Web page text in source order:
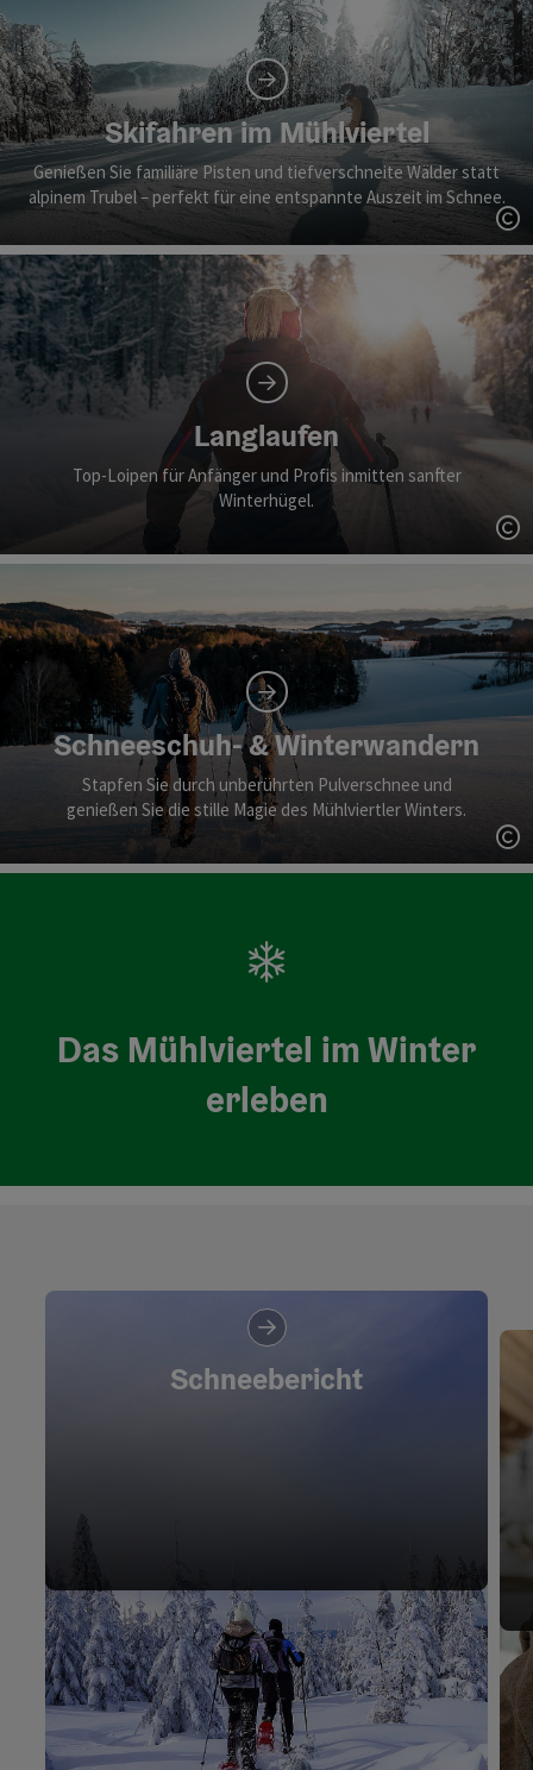
Skifahren im Mühlviertel
Genießen Sie familiäre Pisten und tiefverschneite Wälder statt
alpinem Trubel – perfekt für eine entspannte Auszeit im Schnee.
Langlaufen
Top-Loipen für Anfänger und Profis inmitten sanfter
Winterhügel.
Schneeschuh- & Winterwandern
Stapfen Sie durch unberührten Pulverschnee und
genießen Sie die stille Magie des Mühlviertler Winters.
Das Mühlviertel im Winter
erleben
Schneebericht